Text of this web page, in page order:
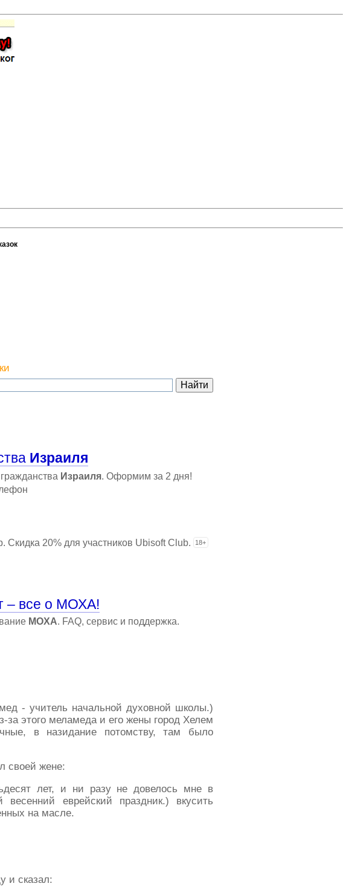
Израиля
Израиля. Оформим за 2 дня!
Скидка 20% для участников Ubisoft Club. 18+
– все о МОХА!
MOXA. FAQ, сервис и поддержка.
- учитель начальной духовной школы.)
за этого меламеда и его жены город Хелем
в назидание потомству, там было
своей жене:
лет, и ни разу не довелось мне в
еврейский праздник.) вкусить
на масле.
и сказал: